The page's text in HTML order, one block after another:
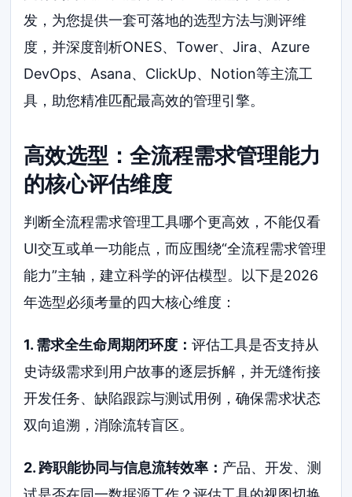
发，为您提供一套可落地的选型方法与测评维
度，并深度剖析ONES、Tower、Jira、Azure
DevOps、Asana、ClickUp、Notion等主流工
具，助您精准匹配最高效的管理引擎。
高效选型：全流程需求管理能力
的核心评估维度
判断全流程需求管理工具哪个更高效，不能仅看
UI交互或单一功能点，而应围绕“全流程需求管理
能力”主轴，建立科学的评估模型。以下是2026
年选型必须考量的四大核心维度：
1. 需求全生命周期闭环度：评估工具是否支持从
史诗级需求到用户故事的逐层拆解，并无缝衔接
开发任务、缺陷跟踪与测试用例，确保需求状态
双向追溯，消除流转盲区。
2. 跨职能协同与信息流转效率： 产品、开发、测